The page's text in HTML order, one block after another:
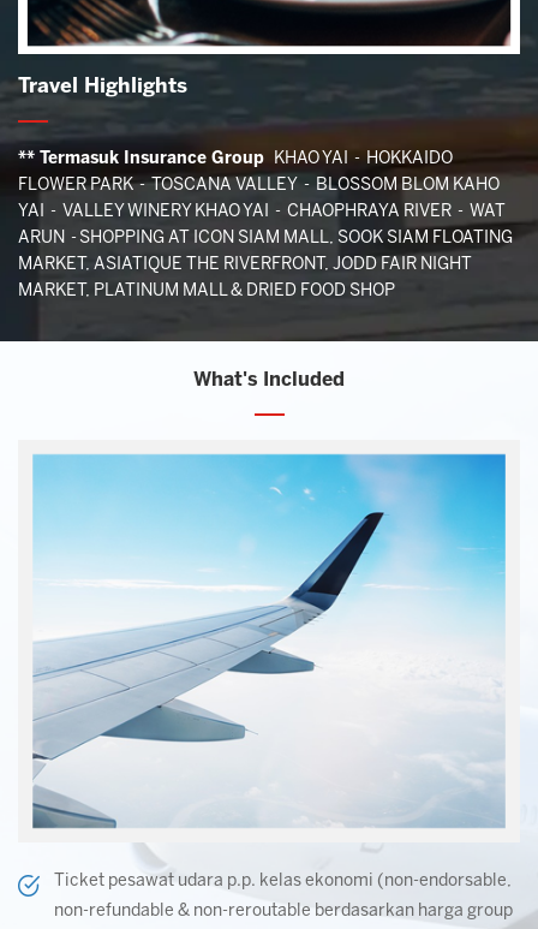
Travel Highlights
** Termasuk Insurance Group KHAO YAI - HOKKAIDO
FLOWER PARK - TOSCANA VALLEY - BLOSSOM BLOM KAHO
YAI - VALLEY WINERY KHAO YAI - CHAOPHRAYA RIVER - WAT
ARUN - SHOPPING AT ICON SIAM MALL, SOOK SIAM FLOATING
MARKET, ASIATIQUE THE RIVERFRONT, JODD FAIR NIGHT
MARKET, PLATINUM MALL & DRIED FOOD SHOP
What's Included
Ticket pesawat udara p.p. kelas ekonomi (non-endorsable,
non-refundable & non-reroutable berdasarkan harga group